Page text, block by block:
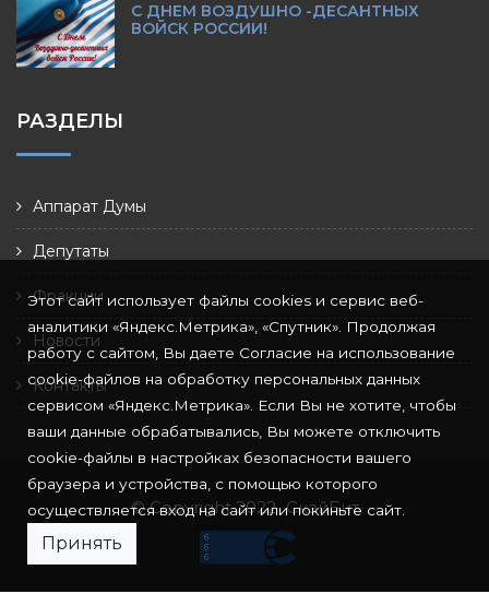
С ДНЕМ ВОЗДУШНО -ДЕСАНТНЫХ
ВОЙСК РОССИИ!
РАЗДЕЛЫ
Аппарат Думы
Депутаты
Фракции
Новости
Контакты
© Copyright 2022 СкайБит
Этот сайт использует файлы cookies и сервис веб-
аналитики «Яндекс.Метрика», «Спутник». Продолжая
работу с сайтом, Вы даете Согласие на использование
cookie-файлов на обработку персональных данных
сервисом «Яндекс.Метрика». Если Вы не хотите, чтобы
ваши данные обрабатывались, Вы можете отключить
cookie-файлы в настройках безопасности вашего
браузера и устройства, с помощью которого
осуществляется вход на сайт или покиньте сайт.
Принять